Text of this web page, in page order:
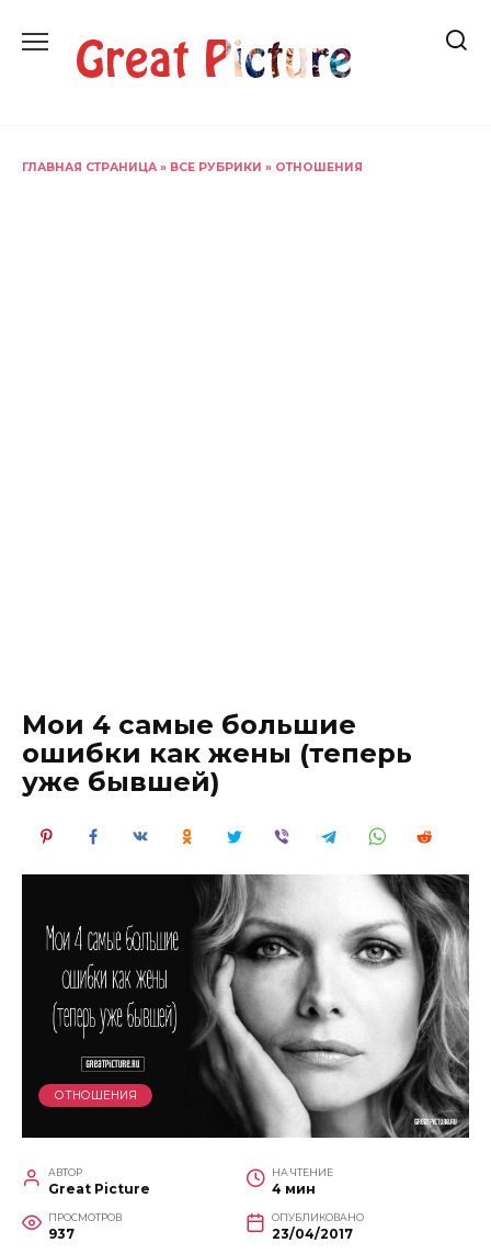
содержанию
ГЛАВНАЯ СТРАНИЦА » ВСЕ РУБРИКИ » ОТНОШЕНИЯ
Мои 4 самые большие
ошибки как жены (теперь
уже бывшей)
ОТНОШЕНИЯ
АВТОР
Great Picture
НА ЧТЕНИЕ
4 мин
ПРОСМОТРОВ
937
ОПУБЛИКОВАНО
23/04/2017